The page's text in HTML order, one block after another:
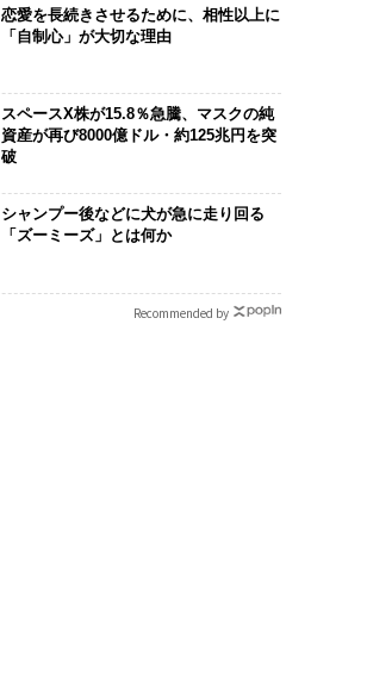
恋愛を長続きさせるために、相性以上に
「自制心」が大切な理由
スペースX株が15.8％急騰、マスクの純
資産が再び8000億ドル・約125兆円を突
破
シャンプー後などに犬が急に走り回る
「ズーミーズ」とは何か
Recommended by